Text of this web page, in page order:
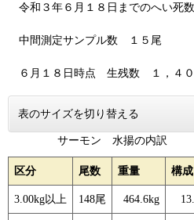
令和３年６月１８日までのへい死
中間測定サンプル数 １５尾
６月１８日時点 生残数 １，４０
表のサイズを切り替える
サーモン 水揚の内訳
区分 尾数 重量 構成
3.00kg以上 148尾 464.6kg